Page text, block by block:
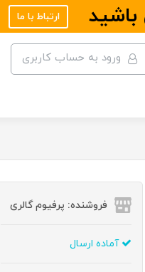
ارتباط با ما
ورود به حساب کاربری
فروشنده: پرفیوم گالری
آماده ارسال